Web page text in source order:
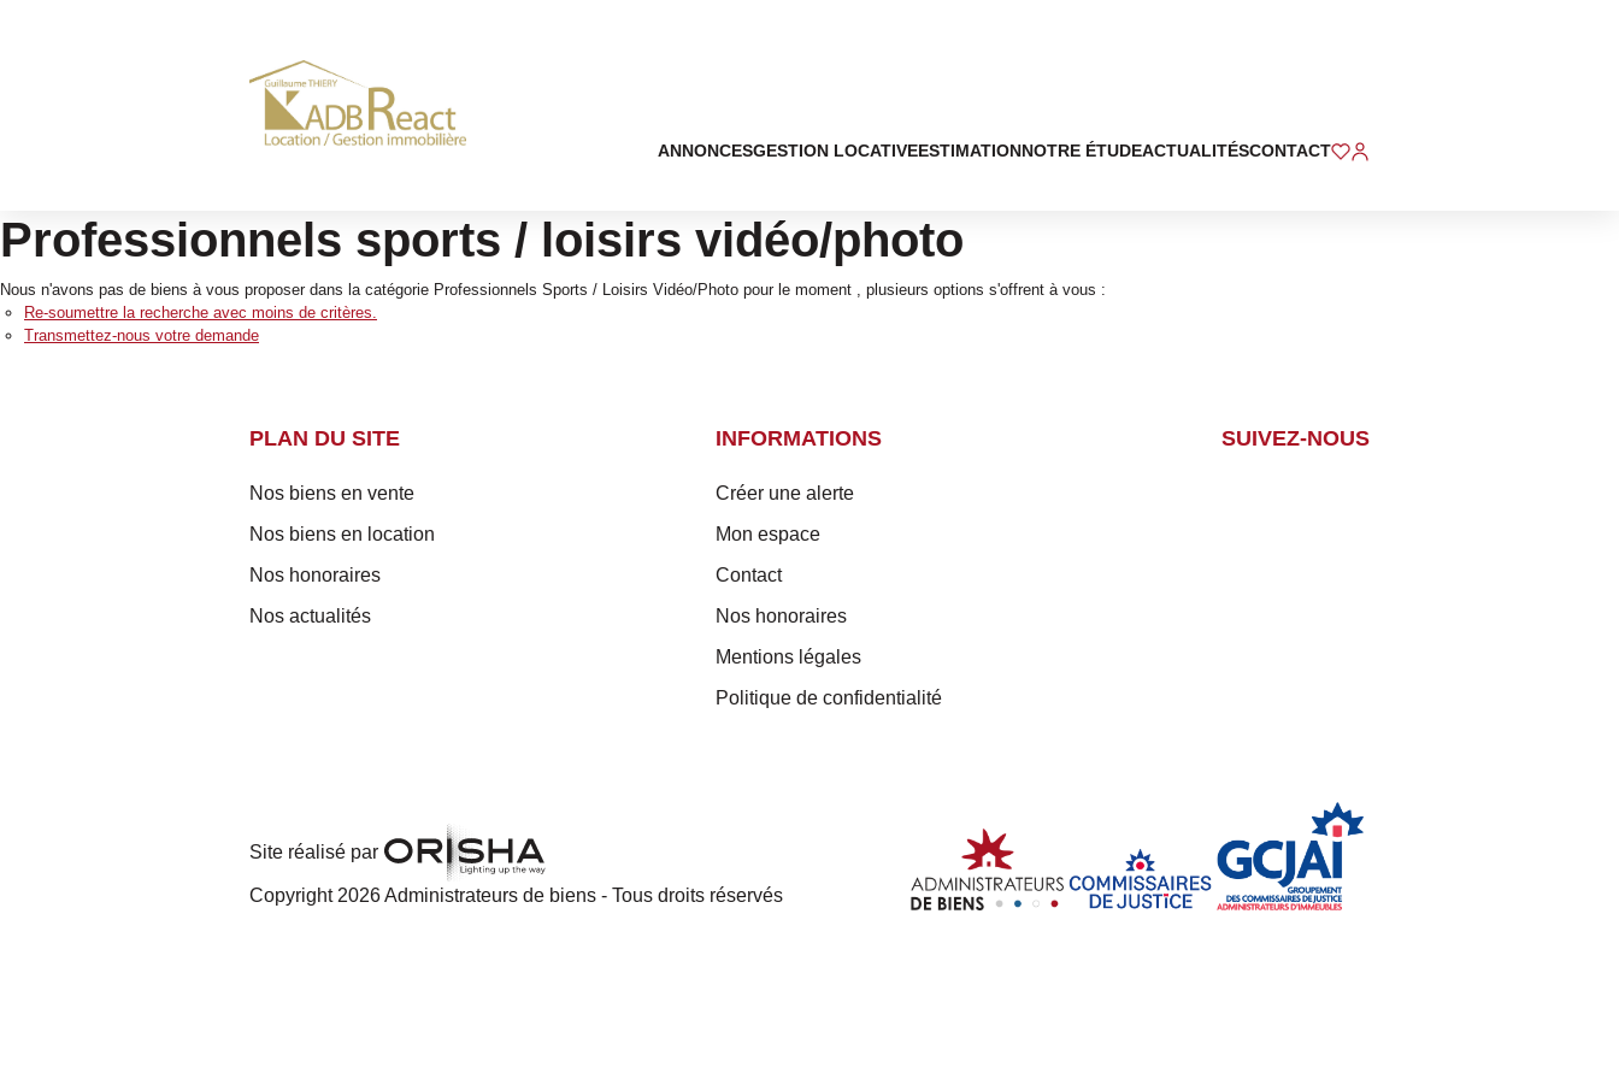
ANNONCESGESTION LOCATIVEESTIMATIONNOTRE ÉTUDEACTUALITÉSCONTACT
Professionnels sports / loisirs vidéo/photo
Nous n'avons pas de biens à vous proposer dans la catégorie Professionnels Sports / Loisirs Vidéo/Photo pour le moment , plusieurs options s'offrent à vous :
Re-soumettre la recherche avec moins de critères.
Transmettez-nous votre demande
PLAN DU SITE
Nos biens en vente
Nos biens en location
Nos honoraires
Nos actualités
INFORMATIONS
Créer une alerte
Mon espace
Contact
Nos honoraires
Mentions légales
Politique de confidentialité
SUIVEZ-NOUS
Site réalisé par
Copyright 2026 Administrateurs de biens - Tous droits réservés